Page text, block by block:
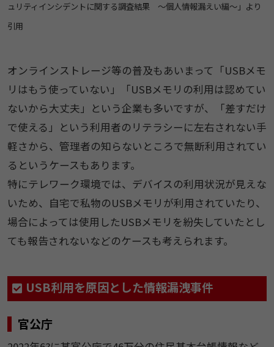
ュリティインシデントに関する調査結果 ～個人情報漏えい編～」より
引用
オンラインストレージ等の普及もあいまって「USBメモ
リはもう使っていない」「USBメモリの利用は認めてい
ないから大丈夫」という企業も多いですが、「差すだけ
で使える」という利用者のリテラシーに左右されない手
軽さから、管理者の知らないところで無断利用されてい
るというケースもあります。
特にテレワーク環境では、デバイスの利用状況が見えな
いため、自宅で私物のUSBメモリが利用されていたり、
場合によっては使用したUSBメモリを紛失していたとし
ても報告されないなどのケースも考えられます。
USB利用を原因とした情報漏洩事件
官公庁